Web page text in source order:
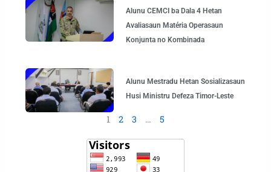
Alunu CEMCI ba Dala 4 Hetan
Avaliasaun Matéria Operasaun
Konjunta no Kombinada
Alunu Mestradu Hetan Sosializasaun
Husi Ministru Defeza Timor-Leste
1 2 3 … 5